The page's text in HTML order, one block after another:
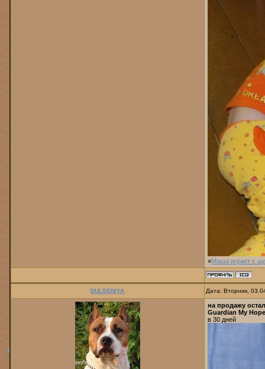
«Маша играет с
DULSENIYA Дата: Вторник,
на продажу
Guardian My Hope
в 30 дней